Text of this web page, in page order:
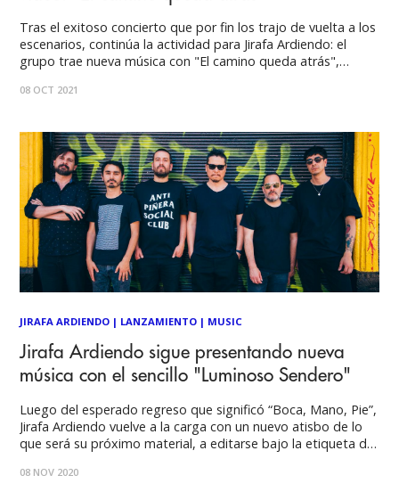
Tras el exitoso concierto que por fin los trajo de vuelta a los
escenarios, continúa la actividad para Jirafa Ardiendo: el
grupo trae nueva música con "El camino queda atrás",
ilustrador Nico González. El regreso del conjunto oriundo de
08 OCT 2021
JIRAFA ARDIENDO | LANZAMIENTO | MUSIC
Jirafa Ardiendo sigue presentando nueva
música con el sencillo "Luminoso Sendero"
Luego del esperado regreso que significó “Boca, Mano, Pie”,
Jirafa Ardiendo vuelve a la carga con un nuevo atisbo de lo
que será su próximo material, a editarse bajo la etiqueta de
nuevo sencillo de la banda oriunda de La Serena, reunida
08 NOV 2020